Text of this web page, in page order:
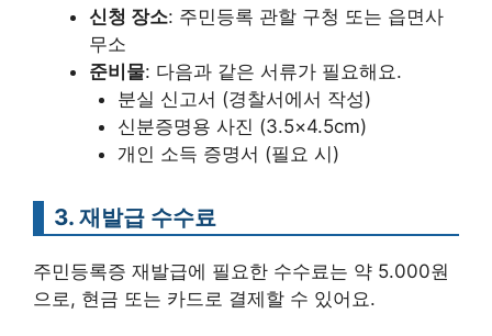
신청 장소: 주민등록 관할 구청 또는 읍면사
무소
준비물: 다음과 같은 서류가 필요해요.
분실 신고서 (경찰서에서 작성)
신분증명용 사진 (3.5×4.5cm)
개인 소득 증명서 (필요 시)
3. 재발급 수수료
주민등록증 재발급에 필요한 수수료는 약 5.000원
으로, 현금 또는 카드로 결제할 수 있어요.